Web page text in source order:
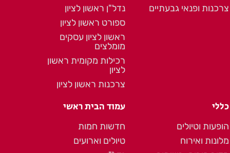
צרכנות ופנאי גבעתיים
נדל"ן ראשון לציון
ספורט ראשון לציון
ראשון לציון עסקים
מומלצים
רכילות מקומית ראשון
לציון
צרכנות ראשון לציון
כללי
הופעות וטיולים
מלונות ואירוח
עמוד הבית ראשי
חדשות חמות
טיולים וארועים